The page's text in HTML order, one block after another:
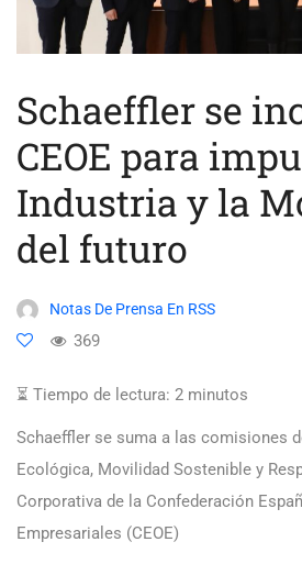
Schaeffler se
CEOE para
Industria y la
del futuro
Notas De Prensa En RSS
369
⏳ Tiempo de lectura: 2 minutos
Schaeffler se suma a las comisiones
Ecológica, Movilidad Sostenible y
Corporativa de la Confederación
Empresariales (CEOE)